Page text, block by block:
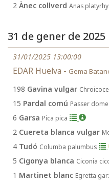
2 Ànec collverd Anas
31 de gener de 2025
31/01/2025 13:00:00
EDAR Huelva - Gema
198 Gavina vulgar
15 Pardal comú Passer
6 Garsa Pica pica
2 Cuereta blanca vulgar
4 Tudó Columba palumbus
5 Cigonya blanca Ciconia
1 Martinet blanc Egretta